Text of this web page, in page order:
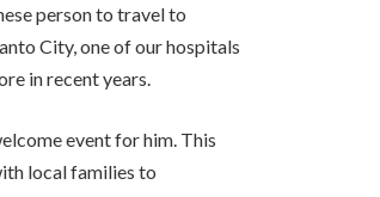
person to travel to
City, one of our hospitals
in recent years.
event for him. This
local families to